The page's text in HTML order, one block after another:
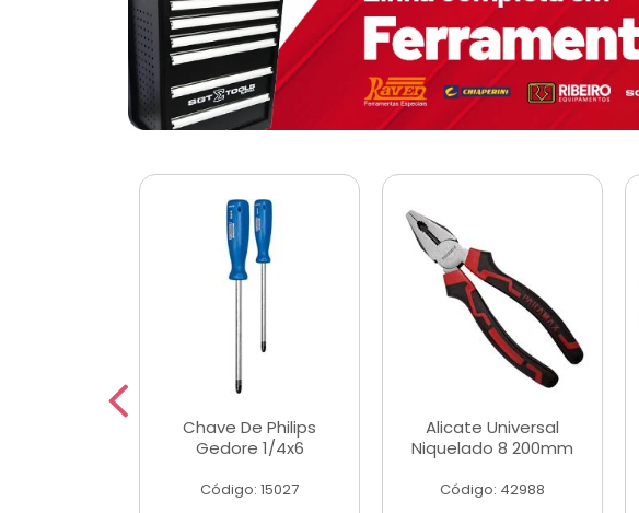
Chave De Philips
Gedore 1/4x6
Código: 15027
Alicate Universal
Niquelado 8 200mm
Código: 42988